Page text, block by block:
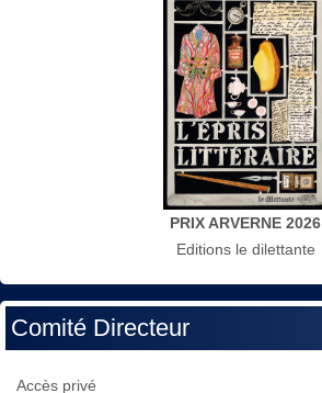
PRIX ARVERNE 2026
Editions le dilettante
Comité Directeur
Accès privé